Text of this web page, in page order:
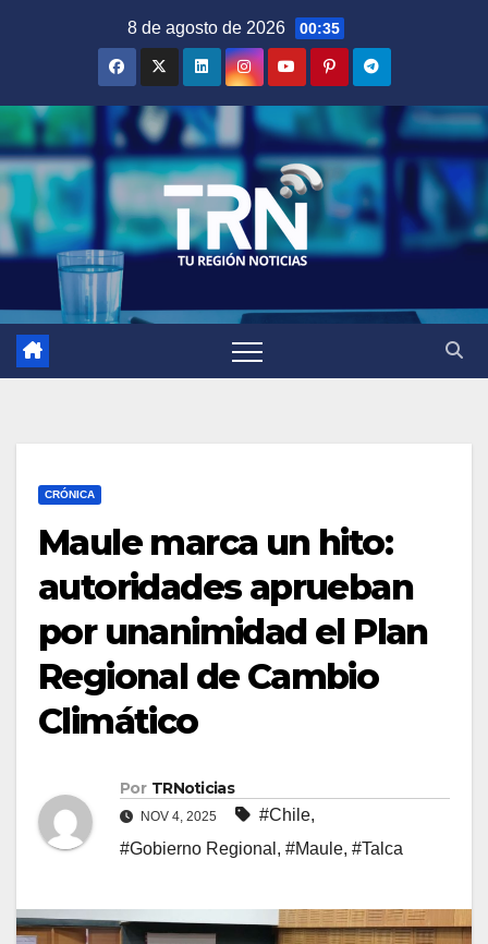
8 de agosto de 2026 00:35
CRÓNICA
Maule marca un hito:
autoridades aprueban
por unanimidad el Plan
Regional de Cambio
Climático
Por TRNoticias
NOV 4, 2025 #Chile,
#Gobierno Regional , #Maule, #Talca